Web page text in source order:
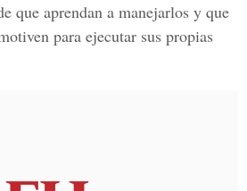
que aprendan a manejarlos y que
para ejecutar sus propias